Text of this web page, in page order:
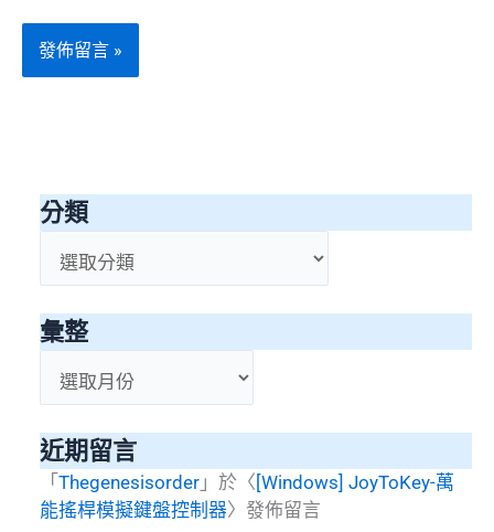
分類
類
彙整
整
近期留言
「 Thegenesisorder 」於〈 [Windows] JoyToKey-萬
能搖桿模擬鍵盤控制器〉發佈留言